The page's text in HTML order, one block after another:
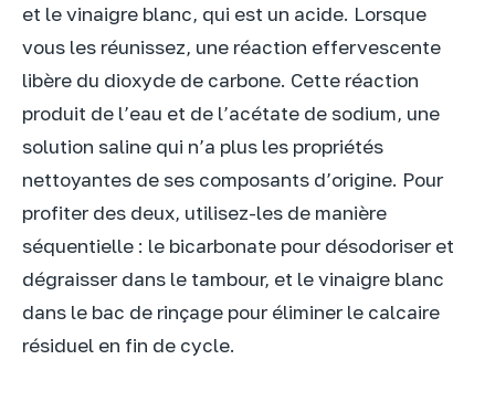
et le vinaigre blanc, qui est un acide. Lorsque
vous les réunissez, une réaction effervescente
libère du dioxyde de carbone. Cette réaction
produit de l’eau et de l’acétate de sodium, une
solution saline qui n’a plus les propriétés
nettoyantes de ses composants d’origine. Pour
profiter des deux, utilisez-les de manière
séquentielle : le bicarbonate pour désodoriser et
dégraisser dans le tambour, et le vinaigre blanc
dans le bac de rinçage pour éliminer le calcaire
résiduel en fin de cycle.